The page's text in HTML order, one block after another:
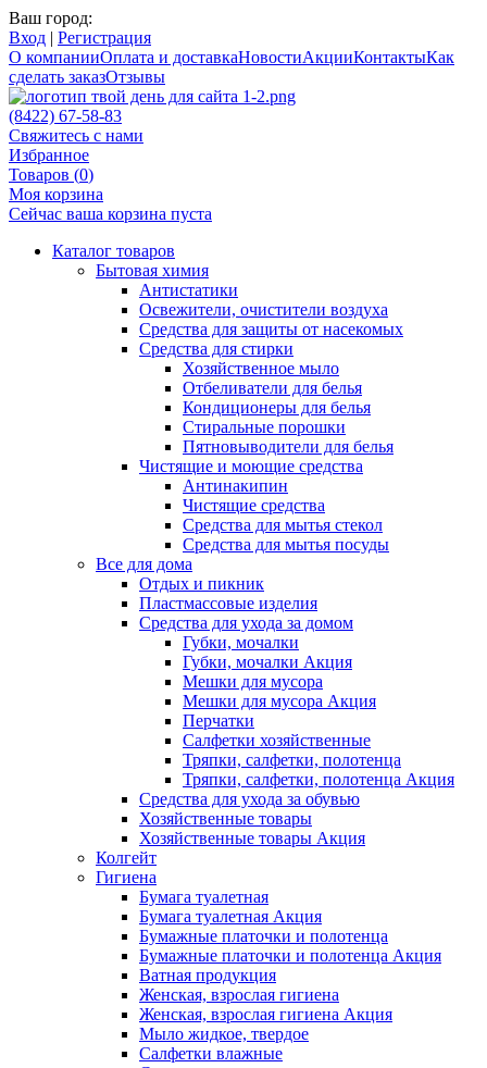
Ваш город:
Вход | Регистрация
О компанииОплата и доставкаНовостиАкцииКонтактыКак
сделать заказОтзывы
(8422) 67-58-83
Свяжитесь с нами
Избранное
Товаров (0)
Моя корзина
Сейчас ваша корзина пуста
Каталог товаров
Бытовая химия
Антистатики
Освежители, очистители воздуха
Средства для защиты от насекомых
Средства для стирки
Хозяйственное мыло
Отбеливатели для белья
Кондиционеры для белья
Стиральные порошки
Пятновыводители для белья
Чистящие и моющие средства
Антинакипин
Чистящие средства
Средства для мытья стекол
Средства для мытья посуды
Все для дома
Отдых и пикник
Пластмассовые изделия
Средства для ухода за домом
Губки, мочалки
Губки, мочалки Акция
Мешки для мусора
Мешки для мусора Акция
Перчатки
Салфетки хозяйственные
Тряпки, салфетки, полотенца
Тряпки, салфетки, полотенца Акция
Средства для ухода за обувью
Хозяйственные товары
Хозяйственные товары Акция
Колгейт
Гигиена
Бумага туалетная
Бумага туалетная Акция
Бумажные платочки и полотенца
Бумажные платочки и полотенца Акция
Ватная продукция
Женская, взрослая гигиена
Женская, взрослая гигиена Акция
Мыло жидкое, твердое
Салфетки влажные